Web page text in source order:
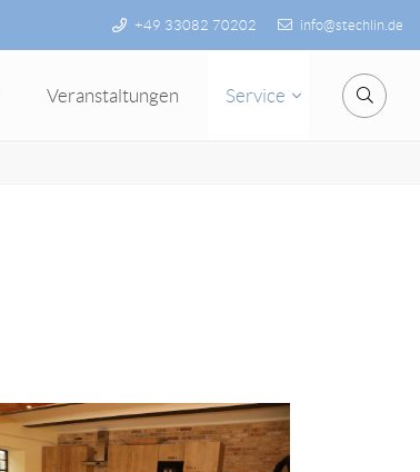
+49 33082 70202 info@stechlin.de
Veranstaltungen Service Suche